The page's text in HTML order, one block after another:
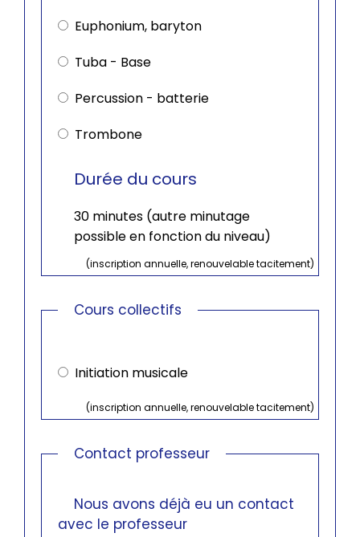
Euphonium, baryton
Tuba - Base
Percussion - batterie
Trombone
Durée du cours
30 minutes (autre minutage
possible en fonction du niveau)
(inscription annuelle, renouvelable tacitement)
Cours collectifs
collectifs
Initiation musicale
(inscription annuelle, renouvelable tacitement)
Contact professeur
Nous avons déjà eu un contact
avec le professeur